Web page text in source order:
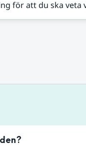
för att du ska veta